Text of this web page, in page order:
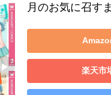
月のお気に召す
楽天市